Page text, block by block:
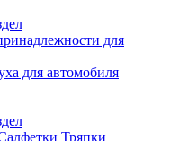
для
для автомобиля
Тряпки